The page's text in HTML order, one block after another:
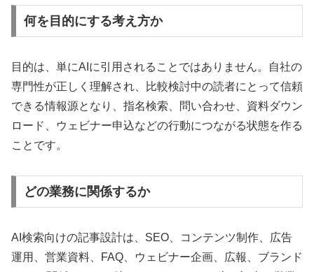
何を目的にする考え方か
目的は、単にAIに引用されることではありません。自社の
専門性が正しく理解され、比較検討中の読者にとって信頼
できる情報源となり、指名検索、問い合わせ、資料ダウン
ロード、ウェビナー申込などの行動につながる状態を作る
ことです。
どの業務に関係するか
AI検索向けの記事設計は、SEO、コンテンツ制作、広告
運用、営業資料、FAQ、ウェビナー企画、広報、ブランド